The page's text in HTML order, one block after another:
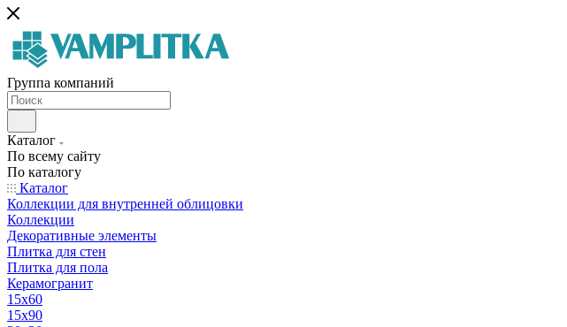
Группа компаний
Каталог
По всему сайту
По каталогу
Каталог
Коллекции для внутренней облицовки
Коллекции
Декоративные элементы
Плитка для стен
Плитка для пола
Керамогранит
15х60
15x90